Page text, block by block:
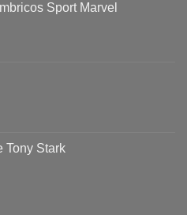
Sport Marvel
Tony Stark